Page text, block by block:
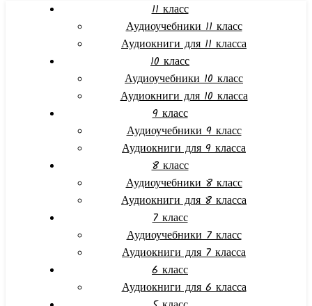
11 класс
Аудиоучебники 11 класс
Аудиокниги для 11 класса
10 класс
Аудиоучебники 10 класс
Аудиокниги для 10 класса
9 класс
Аудиоучебники 9 класс
Аудиокниги для 9 класса
8 класс
Аудиоучебники 8 класс
Аудиокниги для 8 класса
7 класс
Аудиоучебники 7 класс
Аудиокниги для 7 класса
6 класс
Аудиокниги для 6 класса